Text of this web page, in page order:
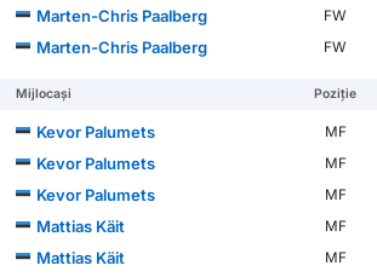
Marten-Chris Paalberg
FW
Marten-Chris Paalberg
FW
Mijlocași Poziție
Kevor Palumets MF
Kevor Palumets
MF
Kevor Palumets
MF
Mattias Käit
MF
Mattias Käit
MF